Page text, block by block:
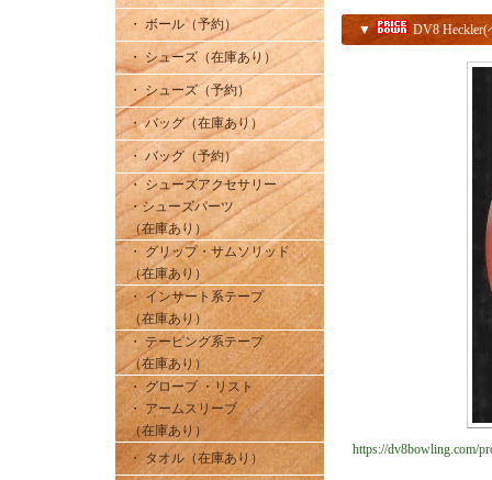
・ ボール（予約）
・ シューズ（在庫あり）
・ シューズ（予約）
・ バッグ（在庫あり）
・ バッグ（予約）
・ シューズアクセサリー
・シューズパーツ
（在庫あり）
・ グリップ・サムソリッド
（在庫あり）
・ インサート系テープ
（在庫あり）
・ テーピング系テープ
（在庫あり）
・ グローブ ・リスト
・ アームスリーブ
（在庫あり）
・ タオル（在庫あり）
▼ DV8
https://dv8bowling.com/